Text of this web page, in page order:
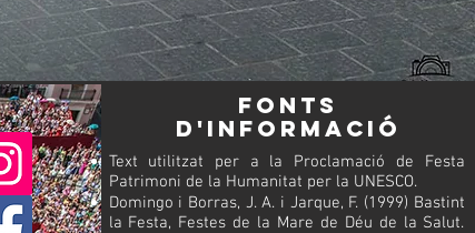
fonts
d'informació
Text utilitzat per a la Proclamació de Festa
Patrimoni de la Humanitat per la UNESCO.
Domingo i Borras, J. A. i Jarque, F. (1999) Bastint
la Festa, Festes de la Mare de Déu de la Salut.